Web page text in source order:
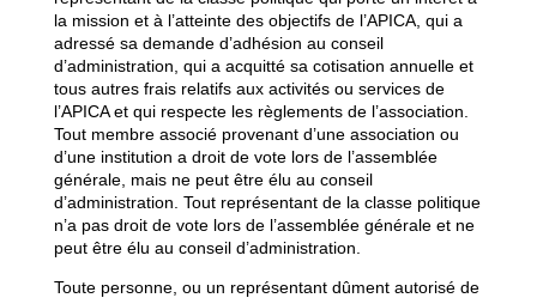
la mission et à l’atteinte des objectifs de l’APICA, qui a
adressé sa demande d’adhésion au conseil
d’administration, qui a acquitté sa cotisation annuelle et
tous autres frais relatifs aux activités ou services de
l’APICA et qui respecte les règlements de l’association.
Tout membre associé provenant d’une association ou
d’une institution a droit de vote lors de l’assemblée
générale, mais ne peut être élu au conseil
d’administration. Tout représentant de la classe politique
n’a pas droit de vote lors de l’assemblée générale et ne
peut être élu au conseil d’administration.
Toute personne, ou un représentant dûment autorisé de